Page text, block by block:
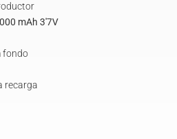
mAh 3'7V
fondo
recarga